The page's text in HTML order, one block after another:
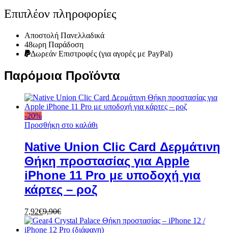
Επιπλέον πληροφορίες
Αποστολή Πανελλαδικά
48ωρη Παράδοση
Δωρεάν Eπιστροφές (για αγορές με PayPal)
Παρόμοια Προϊόντα
-20%
Προσθήκη στο καλάθι
Native Union Clic Card Δερμάτινη
Θήκη προστασίας για Apple
iPhone 11 Pro με υποδοχή για
κάρτες – ροζ
7,92€9,90€